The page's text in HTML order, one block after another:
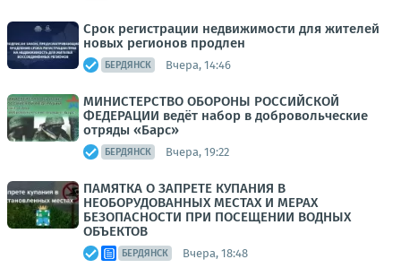
Срок регистрации недвижимости для жителей
новых регионов продлен
БЕРДЯНСК Вчера, 14:46
МИНИСТЕРСТВО ОБОРОНЫ РОССИЙСКОЙ
ФЕДЕРАЦИИ ведёт набор в добровольческие
отряды «Барс»
БЕРДЯНСК Вчера, 19:22
ПАМЯТКА О ЗАПРЕТЕ КУПАНИЯ В
НЕОБОРУДОВАННЫХ МЕСТАХ И МЕРАХ
БЕЗОПАСНОСТИ ПРИ ПОСЕЩЕНИИ ВОДНЫХ
ОБЪЕКТОВ
БЕРДЯНСК Вчера, 18:48